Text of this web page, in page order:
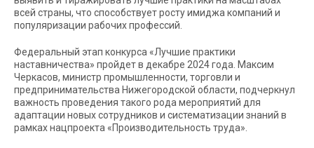
всей страны, что способствует росту имиджа компаний и
популяризации рабочих профессий.
Федеральный этап конкурса «Лучшие практики
наставничества» пройдет в декабре 2024 года. Максим
Черкасов, министр промышленности, торговли и
предпринимательства Нижегородской области, подчеркнул
важность проведения такого рода мероприятий для
адаптации новых сотрудников и систематизации знаний в
рамках нацпроекта «Производительность труда».